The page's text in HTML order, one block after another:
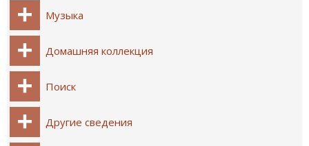
Музыка
Домашняя коллекция
Поиск
Другие сведения